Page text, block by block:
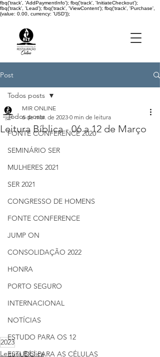
fbq('track', 'AddPaymentInfo'); fbq('track', 'InitiateCheckout');
fbq('track', 'Lead'); fbq('track', 'ViewContent'); fbq('track', 'Purchase',
{value: 0.00, currency: 'USD'});
Post
Todos posts
FONTE CONFERENCE 2020
SEMINÁRIO SER
MULHERES 2021
SER 2021
CONGRESSO DE HOMENS
FONTE CONFERENCE
JUMP ON
CONSOLIDAÇÃO 2022
HONRA
PORTO SEGURO
INTERNACIONAL
NOTÍCIAS
ESTUDO PARA OS 12
ESTUDO PARA AS CÉLULAS
Todos posts
Leitura Bíblica - 06 a 12 de Março
MIR ONLINE
6 de mar. de 2023 0 min de leitura
2023
Leitura Bíblica